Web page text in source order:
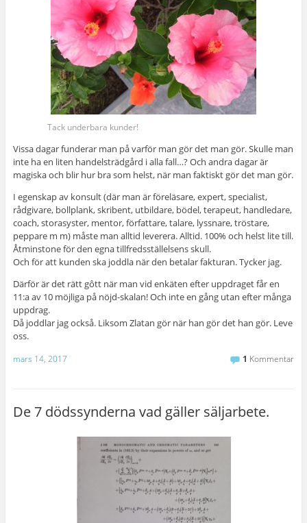
Tack underbara kunder!
Vissa dagar funderar man på varför man gör det man gör. Skulle man
inte ha en liten handelsträdgård i alla fall…? Och andra dagar är
magiska och blir hur bra som helst, när man faktiskt gör det man gör.
I egenskap av konsult (där man är föreläsare, expert, specialist,
rådgivare, bollplank, skribent, utbildare, bödel, terapeut, handledare,
coach, storasyster, mentor, författare, talare, lyssnare, tröstare,
peppare m m) måste man alltid leverera. Alltid. 100% och helst lite till.
Åtminstone för den egna tillfredsställelsens skull.
Och för att kunden ska joddla när den betalar fakturan. Tycker jag.
Därför är det rätt gôtt när man vid enkäten efter uppdraget får en
11:a av 10 möjliga på nöjd-skalan! Och inte en gång utan efter många
uppdrag.
Då joddlar jag också. Liksom Zlatan gör när han gör det han gör. Leve
oss.
mars 14, 2017 1 Kommentar
De 7 dödssynderna vad gäller säljarbete.